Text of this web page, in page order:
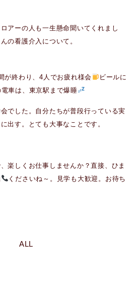
アーの人も一生懸命聞いてくれまし
の看護介入について。
が終わり、4人でお疲れ様会
ビールに
車は、東京駅まで爆睡
でした。自分たちが普段行っている実
出す。とても大事なことです。
楽しくお仕事しませんか？直接、ひま
くださいね～。見学も大歓迎。お待ち
ALL